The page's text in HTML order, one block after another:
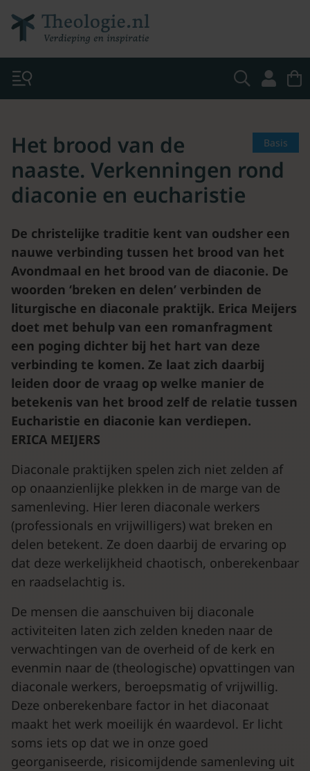
Basis
Het brood van de
naaste. Verkenningen rond
diaconie en eucharistie
De christelijke traditie kent van oudsher een
nauwe verbinding tussen het brood van het
Avondmaal en het brood van de diaconie. De
woorden ‘breken en delen’ verbinden de
liturgische en diaconale praktijk. Erica Meijers
doet met behulp van een romanfragment
een poging dichter bij het hart van deze
verbinding te komen. Ze laat zich daarbij
leiden door de vraag op welke manier de
betekenis van het brood zelf de relatie tussen
Eucharistie en diaconie kan verdiepen.
ERICA MEIJERS
Diaconale praktijken spelen zich niet zelden af
op onaanzienlijke plekken in de marge van de
samenleving. Hier leren diaconale werkers
(professionals en vrijwilligers) wat breken en
delen betekent. Ze doen daarbij de ervaring op
dat deze werkelijkheid chaotisch, onberekenbaar
en raadselachtig is.
De mensen die aanschuiven bij diaconale
activiteiten laten zich zelden kneden naar de
verwachtingen van de overheid of de kerk en
evenmin naar de (theologische) opvattingen van
diaconale werkers, beroepsmatig of vrijwillig.
Deze onberekenbare factor in het diaconaat
maakt het werk moeilijk én waardevol. Er licht
soms iets op dat we in onze goed
georganiseerde, risicomijdende samenleving uit